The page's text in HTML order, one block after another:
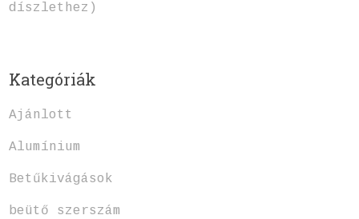
díszlethez)
Kategóriák
Ajánlott
Alumínium
Betűkivágások
beütő szerszám